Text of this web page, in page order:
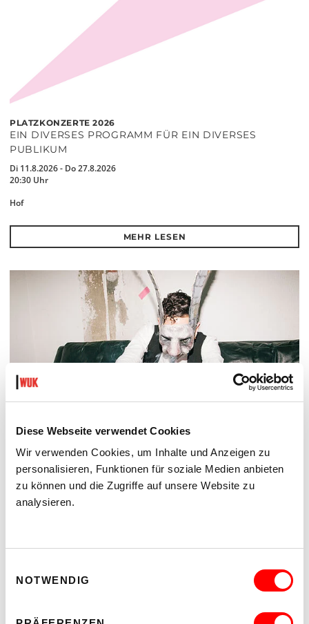
Diese Webseite verwendet Cookies
Wir verwenden Cookies, um Inhalte und Anzeigen zu
personalisieren, Funktionen für soziale Medien anbieten
zu können und die Zugriffe auf unsere Website zu
analysieren.
NOTWENDIG
PLATZKONZERTE 2026
EIN DIVERSES PROGRAMM FÜR EIN DIVERSES
PUBLIKUM
Di 11.8.2026 - Do 27.8.2026
20:30 Uhr
Hof
MEHR LESEN
DER TÄUBLING
PLATZKONZERTE 2026